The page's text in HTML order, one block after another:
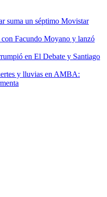
suma un séptimo Movistar
Facundo Moyano y lanzó
en El Debate y Santiago
y lluvias en AMBA: